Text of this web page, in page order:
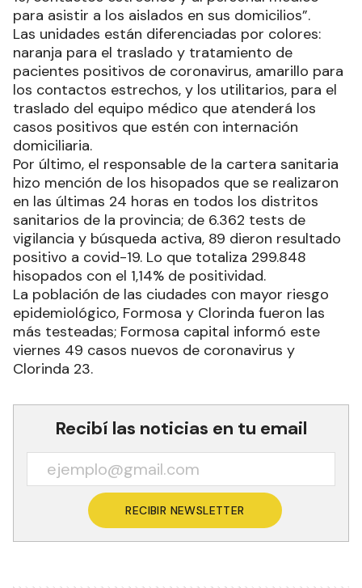
para asistir a los aislados en sus domicilios”.
Las unidades están diferenciadas por colores:
naranja para el traslado y tratamiento de
pacientes positivos de coronavirus, amarillo para
los contactos estrechos, y los utilitarios, para el
traslado del equipo médico que atenderá los
casos positivos que estén con internación
domiciliaria.
Por último, el responsable de la cartera sanitaria
hizo mención de los hisopados que se realizaron
en las últimas 24 horas en todos los distritos
sanitarios de la provincia; de 6.362 tests de
vigilancia y búsqueda activa, 89 dieron resultado
positivo a covid-19. Lo que totaliza 299.848
hisopados con el 1,14% de positividad.
La población de las ciudades con mayor riesgo
epidemiológico, Formosa y Clorinda fueron las
más testeadas; Formosa capital informó este
viernes 49 casos nuevos de coronavirus y
Clorinda 23.
Recibí las noticias en tu email
RECIBIR NEWSLETTER